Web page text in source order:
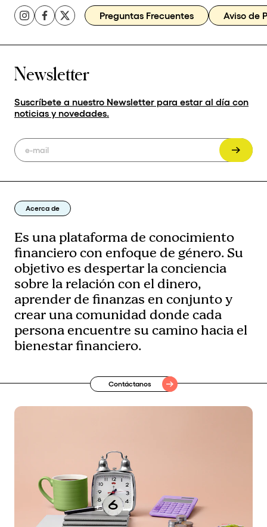
Preguntas Frecuentes Aviso de
Newsletter
Suscríbete a nuestro Newsletter para estar al día con
noticias y novedades.
Acerca de
Es una plataforma de conocimiento
financiero con enfoque de género. Su
objetivo es despertar la conciencia
sobre la relación con el dinero,
aprender de finanzas en conjunto y
crear una comunidad donde cada
persona encuentre su camino hacia el
bienestar financiero.
Contáctanos